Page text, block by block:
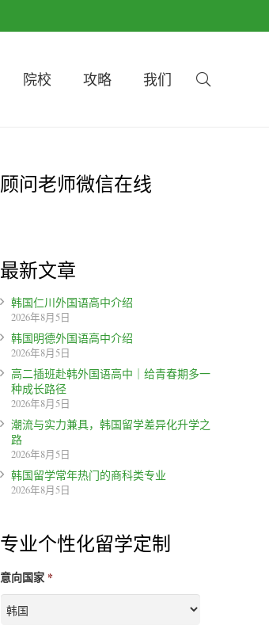
院校 攻略 我们
顾问老师微信在线
最新文章
韩国仁川外国语高中介绍
2026年8月5日
韩国明德外国语高中介绍
2026年8月5日
高二插班赴韩外国语高中｜给青春期多一
种成长路径
2026年8月5日
潮流与实力兼具，韩国留学差异化升学之
路
2026年8月5日
韩国留学常年热门的商科类专业
2026年8月5日
专业个性化留学定制
意向国家 *